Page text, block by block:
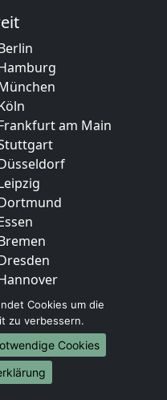
am Main
Cookies um die
zu verbessern.
Cookies